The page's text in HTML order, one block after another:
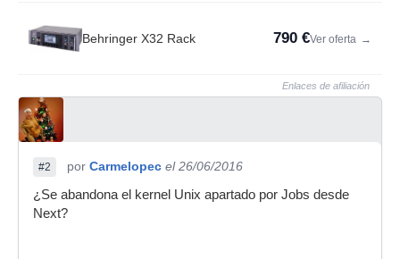
Behringer X32 Rack 790 €Ver oferta →
Enlaces de afiliación
#2 por Carmelopec el 26/06/2016
¿Se abandona el kernel Unix apartado por Jobs desde
Next?